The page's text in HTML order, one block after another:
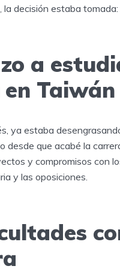
decisión estaba
a
en Taiwán
ya estaba
desde que acabé la
y compromisos con
y las oposiciones.